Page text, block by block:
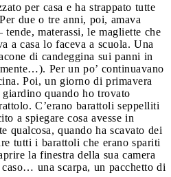
per casa e ha strappato tutte
due o tre anni, poi, amava
materassi, le magliette che
a casa lo faceva a scuola. Una
di candeggina sui panni in
Per un po’ continuavano
Poi, un giorno di primavera
quando ho trovato
C’erano barattoli seppelliti
a spiegare cosa avesse in
qualcosa, quando ha scavato dei
tutti i barattoli che erano spariti
la finestra della sua camera
una scarpa, un pacchetto di